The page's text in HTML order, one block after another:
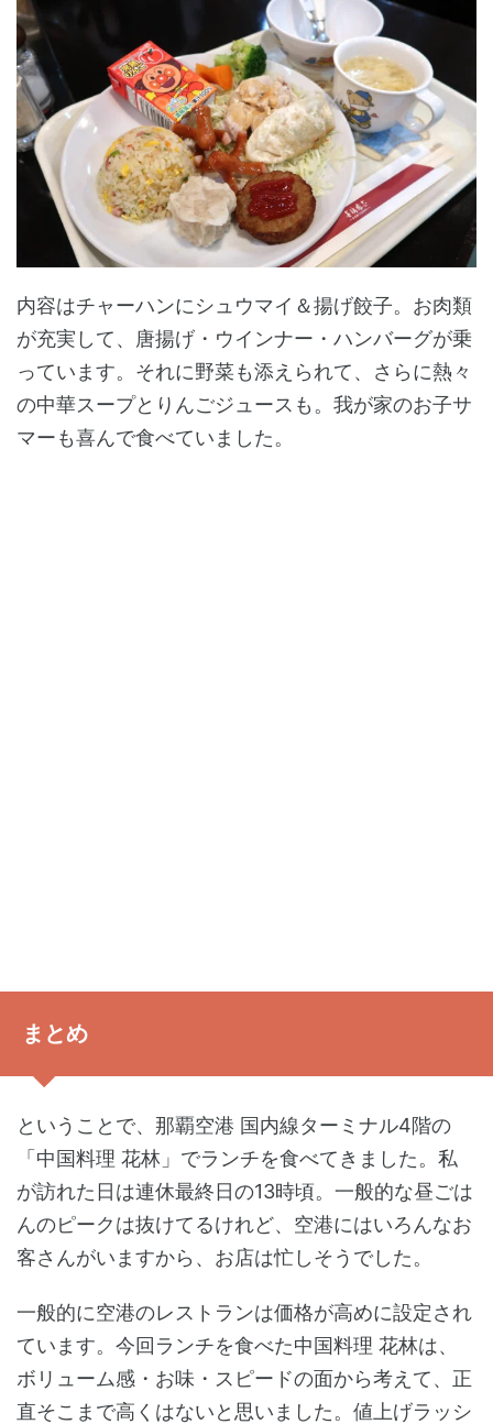
内容はチャーハンにシュウマイ＆揚げ餃子。お肉類
が充実して、唐揚げ・ウインナー・ハンバーグが乗
っています。それに野菜も添えられて、さらに熱々
の中華スープとりんごジュースも。我が家のお子サ
マーも喜んで食べていました。
まとめ
ということで、那覇空港 国内線ターミナル4階の
「中国料理 花林」でランチを食べてきました。私
が訪れた日は連休最終日の13時頃。一般的な昼ごは
んのピークは抜けてるけれど、空港にはいろんなお
客さんがいますから、お店は忙しそうでした。
一般的に空港のレストランは価格が高めに設定され
ています。今回ランチを食べた中国料理 花林は、
ボリューム感・お味・スピードの面から考えて、正
直そこまで高くはないと思いました。値上げラッシ